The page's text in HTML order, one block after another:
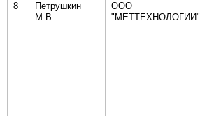
8
Петрушкин
М.В.
ООО
"МЕТТЕХНОЛОГИИ"